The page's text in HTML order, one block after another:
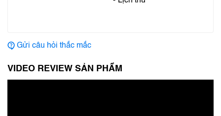
Gửi câu hỏi thắc mắc
VIDEO REVIEW SẢN PHẨM